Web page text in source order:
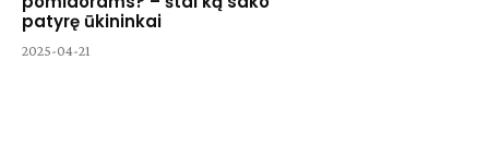
patyrę ūkininkai
2025-04-21